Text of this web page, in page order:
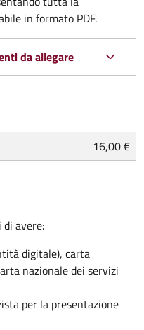
in formato PDF.
da allegare
16,00 €
di avere:
digitale), carta
nazionale dei servizi
per la presentazione